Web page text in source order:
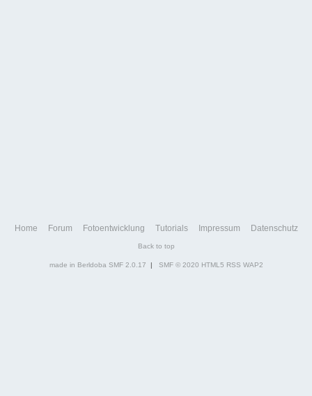
Home Forum Fotoentwicklung Tutorials Impressum Datenschutz
Back to top
made in Berldoba SMF 2.0.17 | SMF © 2020 HTML5 RSS WAP2